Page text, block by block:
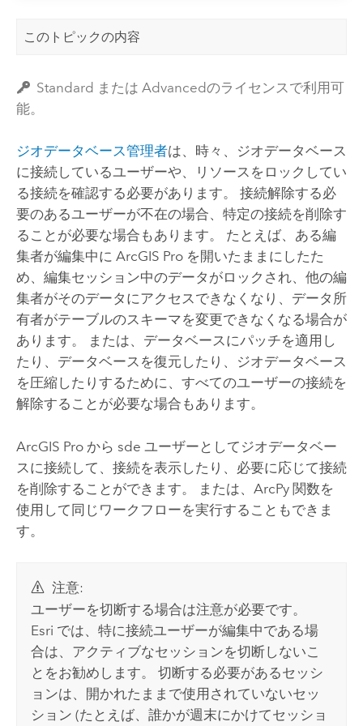
このトピックの内容
Standard または Advancedのライセンスで利用可
能。
ジオデータベース管理者は、時々、ジオデータベース
に接続しているユーザーや、リソースをロックしてい
る接続を確認する必要があります。 接続解除する必
要のあるユーザーが不在の場合、特定の接続を削除す
ることが必要な場合もあります。 たとえば、ある編
集者が編集中に ArcGIS Proを開いたままにしたた
め、編集セッション中のデータがロックされ、他の編
集者がそのデータにアクセスできなくなり、データ所
有者がテーブルのスキーマを変更できなくなる場合が
あります。 または、データベースにパッチを適用し
たり、データベースを復元したり、ジオデータベース
を圧縮したりするために、すべてのユーザーの接続を
解除することが必要な場合もあります。
ArcGIS Proから sde ユーザーとしてジオデータベー
スに接続して、接続を表示したり、必要に応じて接続
を削除することができます。 または、 ArcPy関数を
使用して同じワークフローを実行することもできま
す。
注意:
ユーザーを切断する場合は注意が必要です。
Esri では、特に接続ユーザーが編集中である場
合は、アクティブなセッションを切断しないこ
とをお勧めします。 切断する必要があるセッシ
ョンは、開かれたままで使用されていないセッ
ション (たとえば、誰かが週末にかけてセッショ